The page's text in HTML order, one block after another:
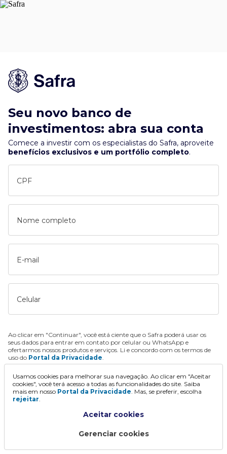
Seu novo banco de
investimentos: abra sua conta
Comece a investir com os especialistas do Safra, aproveite
benefícios exclusivos e um portfólio completo.
CPF
Nome completo
E-mail
Celular
Ao clicar em "Continuar", você está ciente que o Safra poderá usar os
seus dados para entrar em contato por celular ou WhatsApp e
ofertarmos nossos produtos e serviços. Li e concordo com os termos de
uso do Portal da Privacidade.
Continuar
Usamos cookies para melhorar sua navegação. Ao clicar em "Aceitar
cookies", você terá acesso a todas as funcionalidades do site. Saiba
mais em nosso Portal da Privacidade. Mas, se preferir, escolha
rejeitar.
Aceitar cookies
Gerenciar cookies